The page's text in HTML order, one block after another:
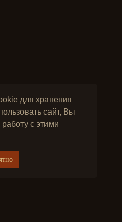
для хранения
сайт, Вы
с этими